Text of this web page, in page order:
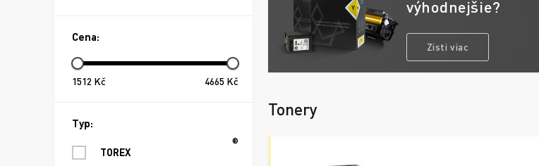
Cena:
1512 Kč 4665 Kč
Typ:
TOREX
®
výhodnejšie?
Zisti viac
Tonery